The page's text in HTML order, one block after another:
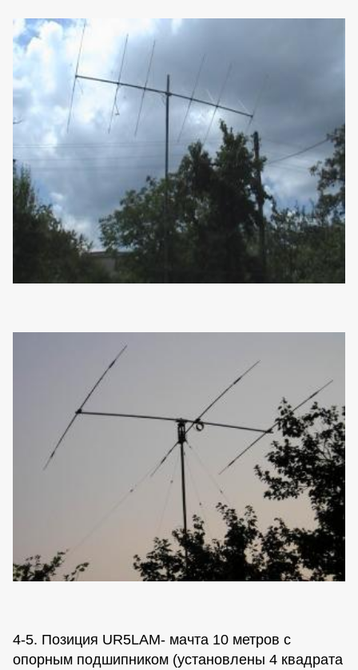
4-5. Позиция UR5LAM- мачта 10 метров с
опорным подшипником (установлены 4 квадрата